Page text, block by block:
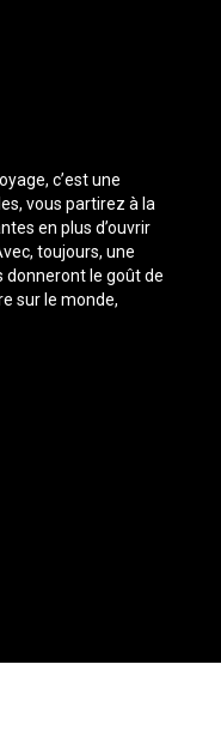
c’est une
vous partirez à la
en plus d’ouvrir
toujours, une
donneront le goût de
sur le monde,